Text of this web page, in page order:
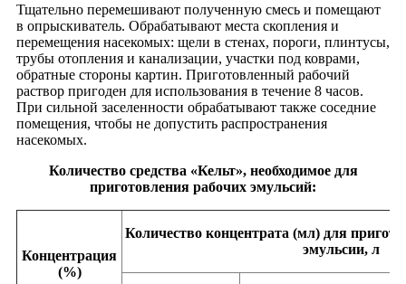
Тщательно перемешивают полученную смесь и помещают
в опрыскиватель. Обрабатывают места скопления и
перемещения насекомых: щели в стенах, пороги, плинтусы,
трубы отопления и канализации, участки под коврами,
обратные стороны картин. Приготовленный рабочий
раствор пригоден для использования в течение 8 часов.
При сильной заселенности обрабатывают также соседние
помещения, чтобы не допустить распространения
насекомых.
Количество средства «Кельт», необходимое для
приготовления рабочих эмульсий:
Концентрация
(%)
Количество концентрата (мл) для
эмульсии, л